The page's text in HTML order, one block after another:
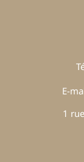
E-
1